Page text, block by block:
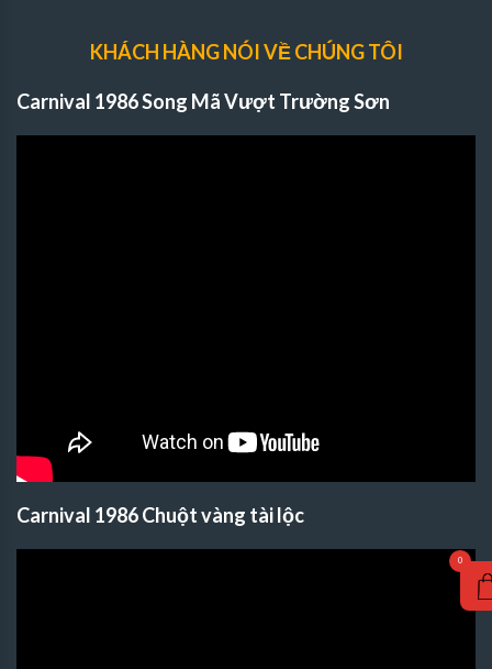
KHÁCH HÀNG NÓI VỀ CHÚNG TÔI
Carnival 1986 Song Mã Vượt Trường Sơn
Carnival 1986 Chuột vàng tài lộc